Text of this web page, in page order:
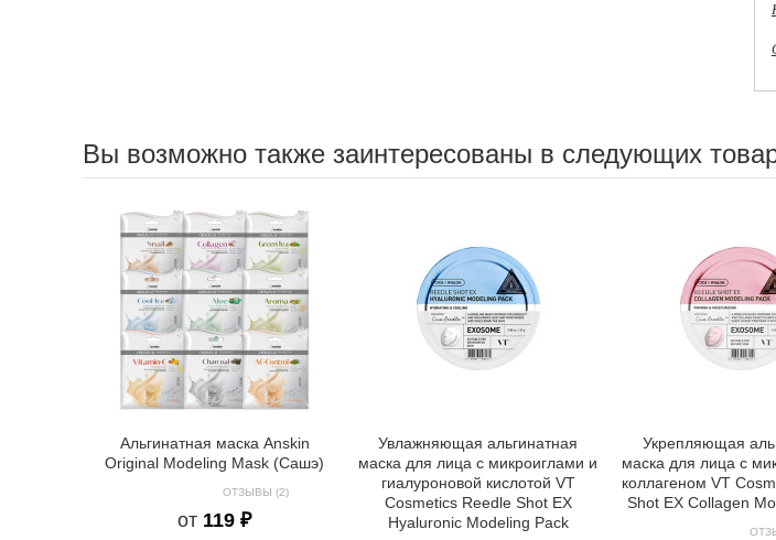
Вы возможно также заинтересованы в следующих
Альгинатная маска Anskin
Original Modeling Mask (Сашэ)
ОТЗЫВЫ (2)
от 119 ₽
Увлажняющая альгинатная
маска для лица с микроиглами и
гиалуроновой кислотой VT
Cosmetics Reedle Shot EX
Hyaluronic Modeling Pack
Укрепляющая
маска для лица с
коллагеном VT
Shot EX Collagen